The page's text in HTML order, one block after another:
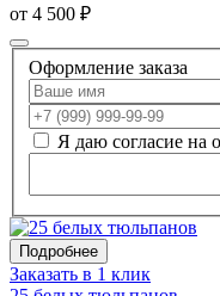
от 4 500 ₽
Оформление заказа
Я даю согласие на
Подробнее
Заказать в 1 клик